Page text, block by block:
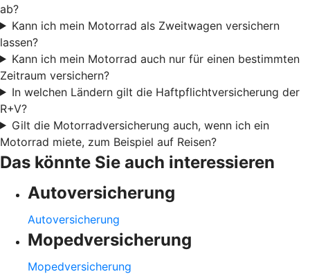
ab?
Kann ich mein Motorrad als Zweitwagen versichern
lassen?
Kann ich mein Motorrad auch nur für einen bestimmten
Zeitraum versichern?
In welchen Ländern gilt die Haftpflichtversicherung der
R+V?
Gilt die Motorradversicherung auch, wenn ich ein
Motorrad miete, zum Beispiel auf Reisen?
Das könnte Sie auch interessieren
Autoversicherung
Autoversicherung
Mopedversicherung
Mopedversicherung